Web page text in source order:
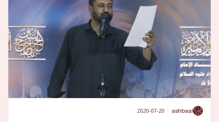
A
ashbaal
·
2020-07-20